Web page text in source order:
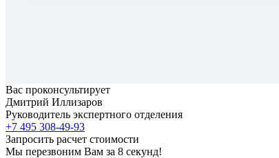
Вас проконсультирует
Дмитрий Иллизаров
Руководитель экспертного отделения
+7 495 308-49-93
Запросить расчет стоимости
Мы перезвоним Вам за 8 секунд!